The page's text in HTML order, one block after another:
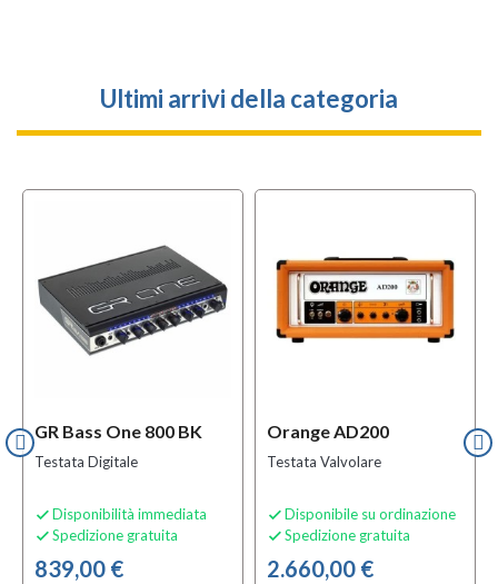
Ultimi arrivi della categoria
GR Bass One 800 BK
Testata Digitale
 Disponibilità immediata
 Spedizione gratuita
839,00 €
Orange AD200
Testata Valvolare
 Disponibile su ordinazione
 Spedizione gratuita
2.660,00 €